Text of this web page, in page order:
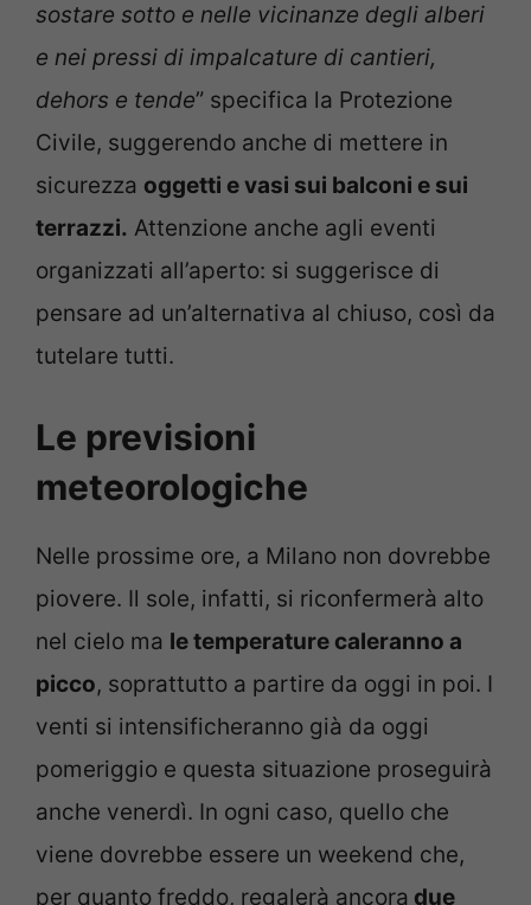
sostare sotto e nelle vicinanze degli alberi
e nei pressi di impalcature di cantieri,
dehors e tende” specifica la Protezione
Civile, suggerendo anche di mettere in
sicurezza oggetti e vasi sui balconi e sui
terrazzi. Attenzione anche agli eventi
organizzati all’aperto: si suggerisce di
pensare ad un’alternativa al chiuso, così da
tutelare tutti.
Le previsioni
meteorologiche
Nelle prossime ore, a Milano non dovrebbe
piovere. Il sole, infatti, si riconfermerà alto
nel cielo ma le temperature caleranno a
picco, soprattutto a partire da oggi in poi. I
venti si intensificheranno già da oggi
pomeriggio e questa situazione proseguirà
anche venerdì. In ogni caso, quello che
viene dovrebbe essere un weekend che,
per quanto freddo, regalerà ancora due